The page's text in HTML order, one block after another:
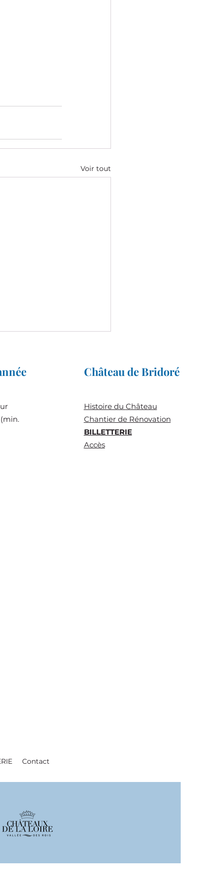
Voir tout
Château de Bridoré
Histoire du Château
Chantier de Rénovation
BILLETTERIE
Accès
Contact